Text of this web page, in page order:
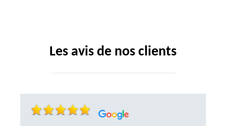
Les avis de nos clients